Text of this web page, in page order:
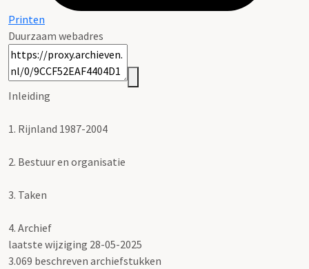
Printen
Duurzaam webadres
Inleiding
1. Rijnland 1987-2004
2. Bestuur en organisatie
3. Taken
4. Archief
laatste wijziging 28-05-2025
3.069 beschreven archiefstukken